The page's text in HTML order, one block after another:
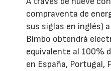
compraventa de
sus siglas en inglés)
Bimbo obtendrá
equivalente al 100%
en España, Portugal,